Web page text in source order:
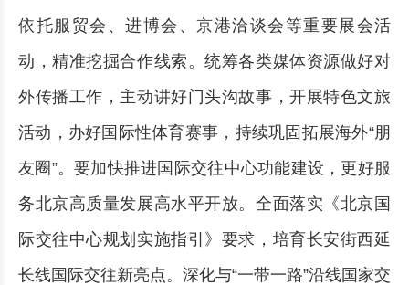
依托服贸会、进博会、京港洽谈会等重要展会活
动，精准挖掘合作线索。统筹各类媒体资源做好对
外传播工作，主动讲好门头沟故事，开展特色文旅
活动，办好国际性体育赛事，持续巩固拓展海外“朋
友圈”。要加快推进国际交往中心功能建设，更好服
务北京高质量发展高水平开放。全面落实《北京国
际交往中心规划实施指引》要求，培育长安街西延
长线国际交往新亮点。深化与“一带一路”沿线国家交